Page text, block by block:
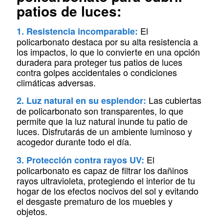
patios de luces:
1. Resistencia incomparable: El
policarbonato destaca por su alta resistencia a
los impactos, lo que lo convierte en una opción
duradera para proteger tus patios de luces
contra golpes accidentales o condiciones
climáticas adversas.
2. Luz natural en su esplendor: Las cubiertas
de policarbonato son transparentes, lo que
permite que la luz natural inunde tu patio de
luces. Disfrutarás de un ambiente luminoso y
acogedor durante todo el día.
3. Protección contra rayos UV: El
policarbonato es capaz de filtrar los dañinos
rayos ultravioleta, protegiendo el interior de tu
hogar de los efectos nocivos del sol y evitando
el desgaste prematuro de los muebles y
objetos.